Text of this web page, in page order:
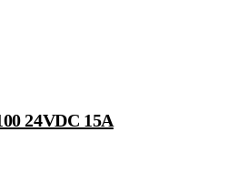
24VDC 15A